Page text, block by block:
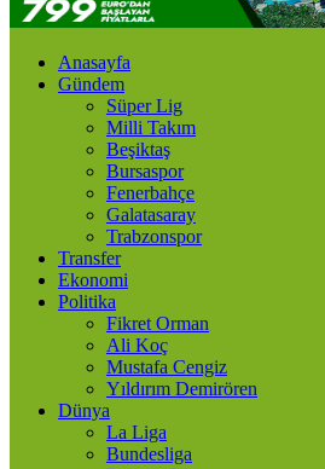
Anasayfa
Gündem
Süper Lig
Milli Takım
Beşiktaş
Bursaspor
Fenerbahçe
Galatasaray
Trabzonspor
Transfer
Ekonomi
Politika
Fikret Orman
Ali Koç
Mustafa Cengiz
Yıldırım Demirören
Dünya
La Liga
Bundesliga